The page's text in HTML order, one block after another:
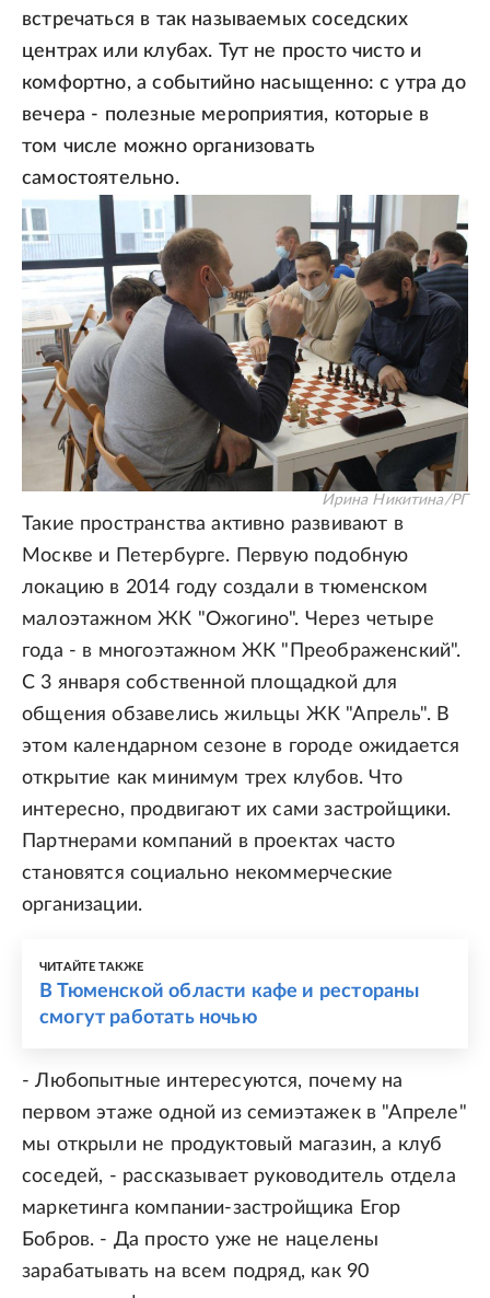
встречаться в так называемых соседских
центрах или клубах. Тут не просто чисто и
комфортно, а событийно насыщенно: с утра до
вечера - полезные мероприятия, которые в
том числе можно организовать
самостоятельно.
Ирина Никитина/РГ
Такие пространства активно развивают в
Москве и Петербурге. Первую подобную
локацию в 2014 году создали в тюменском
малоэтажном ЖК "Ожогино". Через четыре
года - в многоэтажном ЖК "Преображенский".
С 3 января собственной площадкой для
общения обзавелись жильцы ЖК "Апрель". В
этом календарном сезоне в городе ожидается
открытие как минимум трех клубов. Что
интересно, продвигают их сами застройщики.
Партнерами компаний в проектах часто
становятся социально некоммерческие
организации.
ЧИТАЙТЕ ТАКЖЕ
В Тюменской области кафе и рестораны
смогут работать ночью
- Любопытные интересуются, почему на
первом этаже одной из семиэтажек в "Апреле"
мы открыли не продуктовый магазин, а клуб
соседей, - рассказывает руководитель отдела
маркетинга компании-застройщика Егор
Бобров. - Да просто уже не нацелены
зарабатывать на всем подряд, как 90